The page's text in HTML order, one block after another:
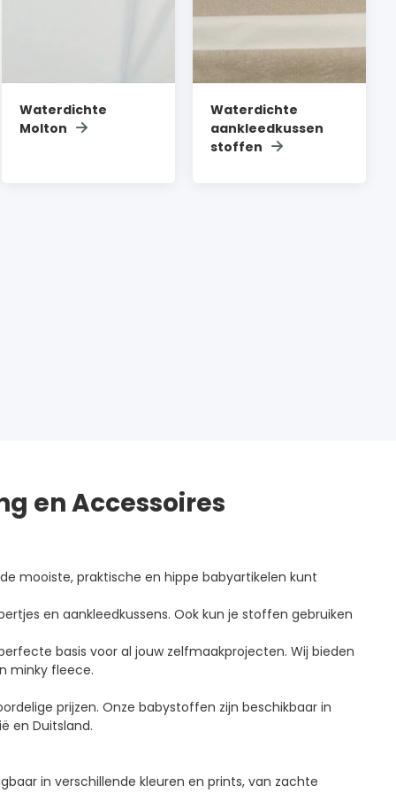
Waterdichte
Molton
Waterdichte
aankleedkussen
stoffen
en Accessoires
mooiste, praktische en hippe babyartikelen kunt
en aankleedkussens. Ook kun je stoffen gebruiken
basis voor al jouw zelfmaakprojecten. Wij bieden
minky fleece.
prijzen. Onze babystoffen zijn beschikbaar in
en Duitsland.
in verschillende kleuren en prints, van zachte